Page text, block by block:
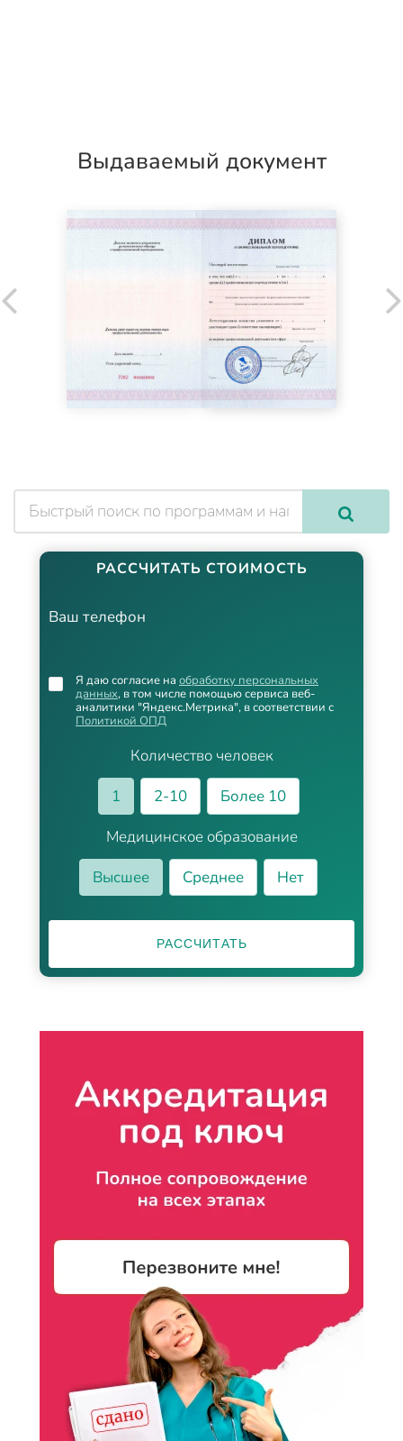
Выдаваемый документ
РАССЧИТАТЬ СТОИМОСТЬ
Ваш телефон
Количество человек
1
2-10
Более 10
Медицинское образование
Высшее
Среднее Нет
Я даю согласие на обработку персональных
данных, в том числе помощью сервиса веб-
аналитики "Яндекс.Метрика", в соответствии с
Политикой ОПД
РАССЧИТАТЬ